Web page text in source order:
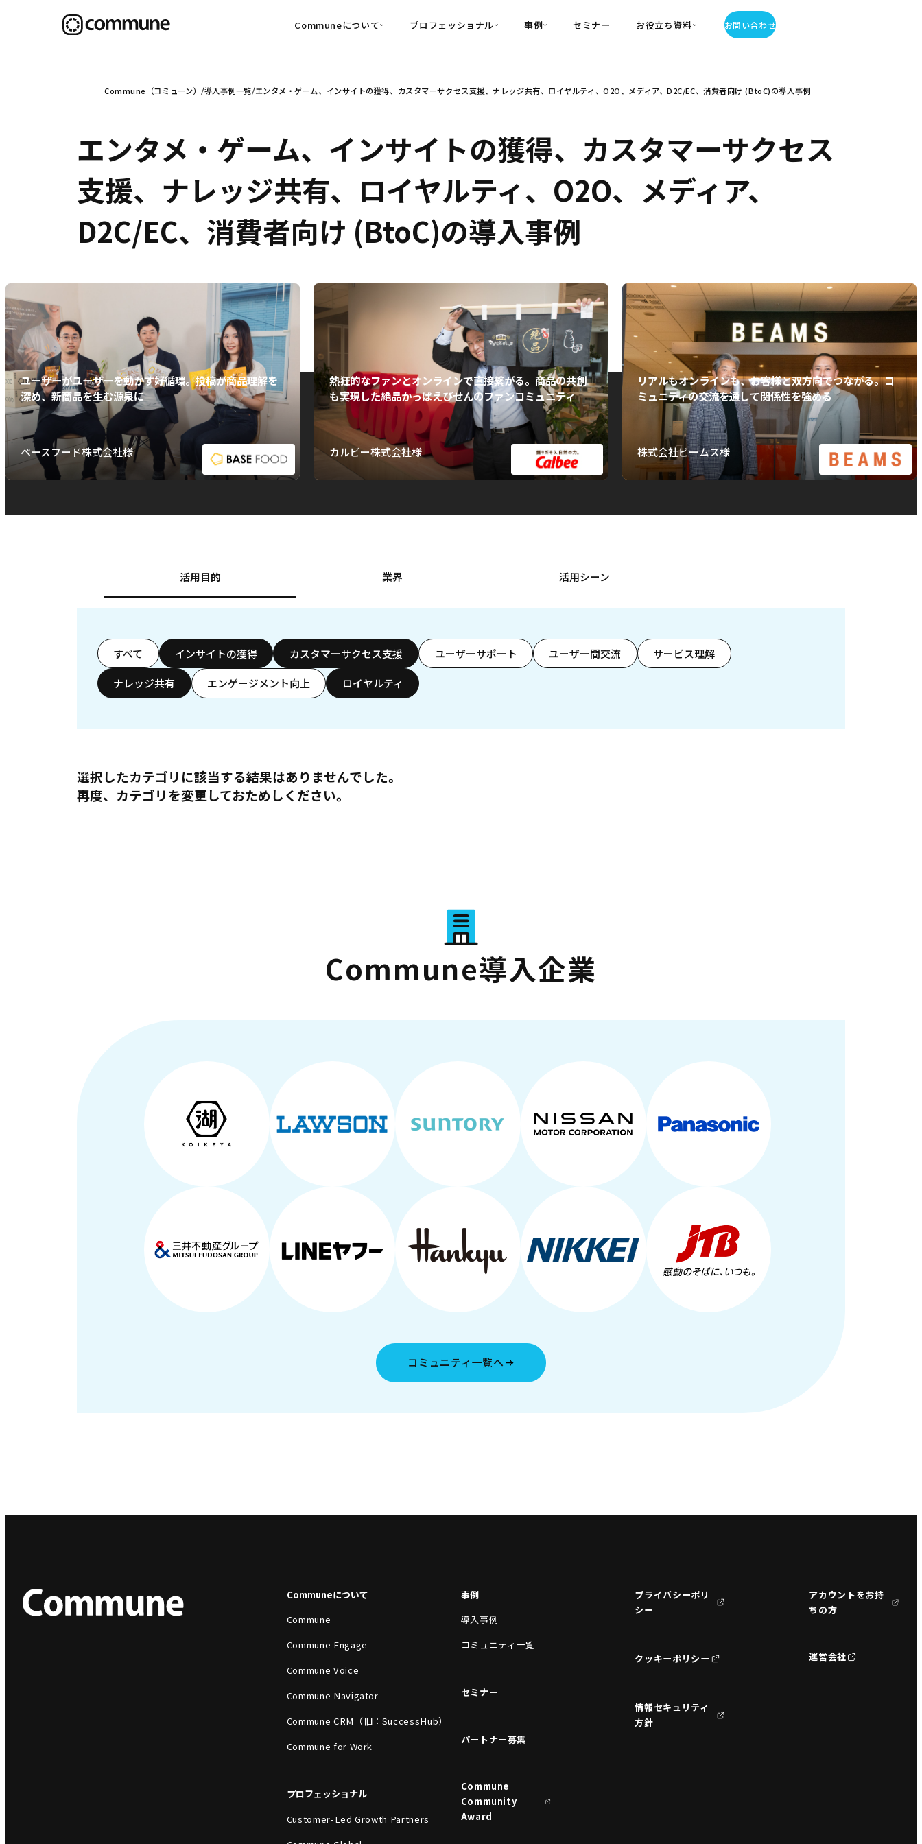
Communeについて
可視化
育成
・Commune Voice ・Commune Navigator
信頼を醸成する信頼起点経営基盤
・Commune CRM（旧：
SuccessHub）
社内コミュニケーションの変革を支援
・Commune for Work
プロフェッショナル
・Customer-Led Growth
事例
導入事例
セミナー お役立ち資料
・お役立ち資料
お問い合わせ
Commune（コミューン） 導入事例一覧 エンタメ・ゲーム、インサイトの獲得、カスタマーサクセス支援、ナレッジ共有、ロイヤルティ、O2O、メディア、D2C/EC、消費者向け (BtoC)の導入事例
エンタメ・ゲーム、インサイトの獲得、カスタマーサクセス
支援、ナレッジ共有、ロイヤルティ、O2O、メディア、
D2C/EC、消費者向け (BtoC)の導入事例
ユーザーがユーザーを動かす好循環。投稿が商品理解を
深め、新商品を生む源泉に
ベースフード株式会社様
熱狂的なファンとオンラインで直接繋がる。商品の共創
も実現した絶品かっぱえびせんのファンコミュニティ
カルビー株式会社様
リアルもオンラインも、お客様と双方向でつながる。コ
ミュニティの交流を通して関係性を強める
株式会社ビームス様
活用目的 業界 活用シーン
すべて インサイトの獲得 カスタマーサクセス支援 ユーザーサポート ユーザー間交流 サービス理解
ナレッジ共有 エンゲージメント向上 ロイヤルティ
選択したカテゴリに該当する結果はありませんでした。
再度、カテゴリを変更しておためしください。
Commune導入企業
コミュニティ一覧へ
Communeについて
Commune
Commune Engage
Commune Voice
Commune Navigator
Commune CRM（旧：SuccessHub）
Commune for Work
プロフェッショナル
Customer-Led Growth Partners
事例
導入事例
コミュニティ一覧
セミナー
パートナー募集
Commune
Community
Award
プライバシーポリ
シー
クッキーポリシー
情報セキュリティ
方針
アカウントをお持
ちの方
運営会社